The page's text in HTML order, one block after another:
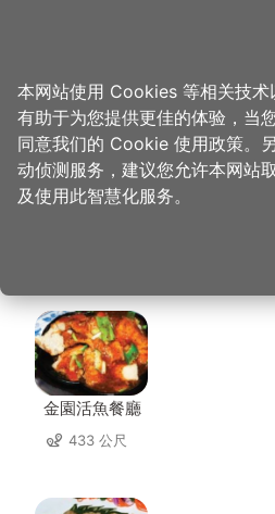
首页 > 想去的地方 > 美食、购物 > 宾帅
宾帅活鱼湘
店家
金園活魚餐廳
433 公尺
本网站使用 Cookies 等相关技
有助于为您提供更佳的体验，当
同意我们的 Cookie 使用政策。
动侦测服务，建议您允许本网站
及使用此智慧化服务。